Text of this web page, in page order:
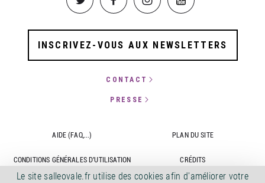
INSCRIVEZ-VOUS AUX NEWSLETTERS
CONTACT
PRESSE
AIDE (FAQ,...) PLAN DU SITE
CONDITIONS GÉNÉRALES D'UTILISATION CRÉDITS
Le site salleovale.fr utilise des cookies afin d'améliorer votre